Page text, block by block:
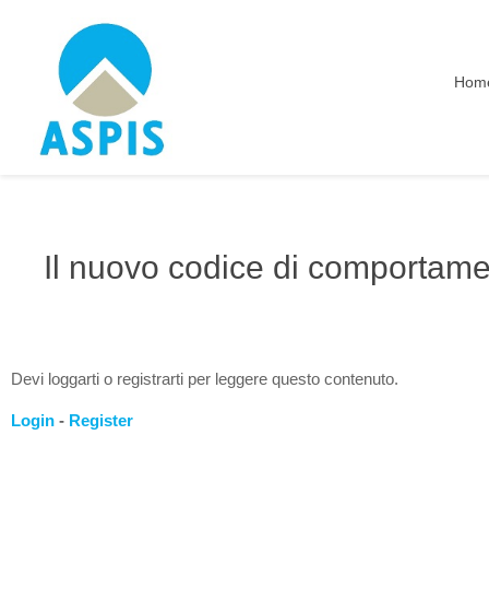
Il nuovo codice di
Devi loggarti o registrarti per leggere questo contenuto.
Login - Register